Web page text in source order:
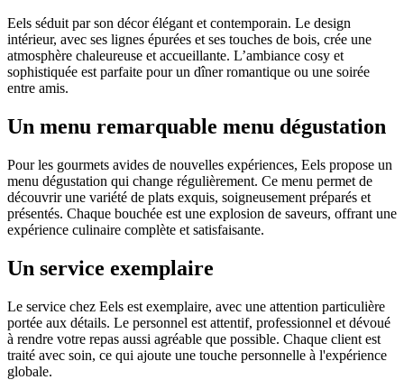
Eels séduit par son décor élégant et contemporain. Le design
intérieur, avec ses lignes épurées et ses touches de bois, crée une
atmosphère chaleureuse et accueillante. L’ambiance cosy et
sophistiquée est parfaite pour un dîner romantique ou une soirée
entre amis.
Un menu remarquable menu dégustation
Pour les gourmets avides de nouvelles expériences, Eels propose un
menu dégustation qui change régulièrement. Ce menu permet de
découvrir une variété de plats exquis, soigneusement préparés et
présentés. Chaque bouchée est une explosion de saveurs, offrant une
expérience culinaire complète et satisfaisante.
Un service exemplaire
Le service chez Eels est exemplaire, avec une attention particulière
portée aux détails. Le personnel est attentif, professionnel et dévoué
à rendre votre repas aussi agréable que possible. Chaque client est
traité avec soin, ce qui ajoute une touche personnelle à l'expérience
globale.